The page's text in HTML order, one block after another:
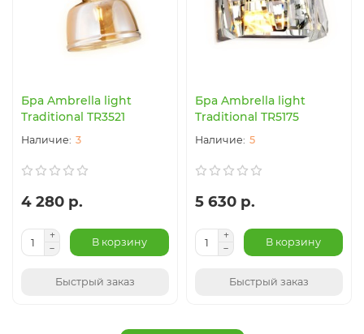
Бра Ambrella light
Traditional TR3521
3
4 280 р.
В корзину
Быстрый заказ
Бра Ambrella light
Traditional TR5175
5
5 630 р.
В корзину
Быстрый заказ